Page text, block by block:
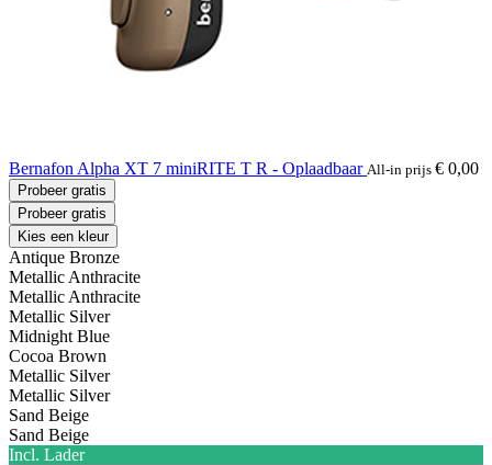
Bernafon Alpha XT 7 miniRITE T R - Oplaadbaar All-in prijs € 0,00
Probeer gratis
Probeer gratis
Kies een kleur
Antique Bronze
Metallic Anthracite
Metallic Anthracite
Metallic Silver
Midnight Blue
Cocoa Brown
Metallic Silver
Metallic Silver
Sand Beige
Sand Beige
Incl. Lader